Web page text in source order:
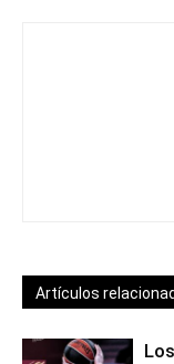
Artículos